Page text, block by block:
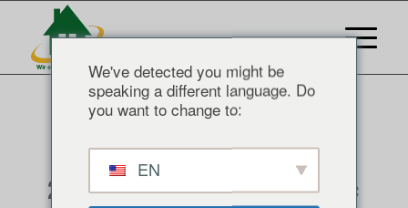
asbestos-remediation-
2022-11-07-09-58-38-utc
We've detected you might be
speaking a different language. Do
you want to change to:
EN